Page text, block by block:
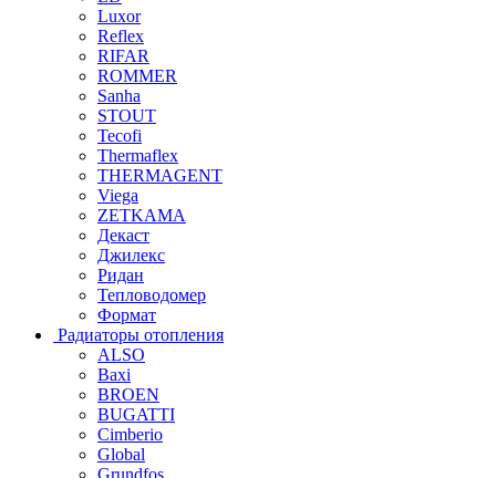
Luxor
Reflex
RIFAR
ROMMER
Sanha
STOUT
Tecofi
Thermaflex
THERMAGENT
Viega
ZETKAMA
Декаст
Джилекс
Ридан
Тепловодомер
Формат
Радиаторы отопления
ALSO
Baxi
BROEN
BUGATTI
Cimberio
Global
Grundfos